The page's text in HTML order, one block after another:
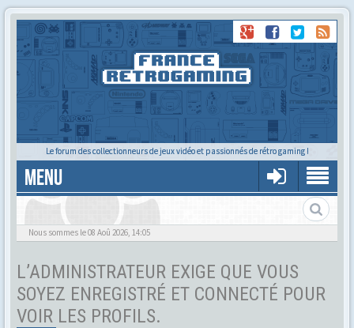
Le forum des collectionneurs de jeux vidéo et passionnés de rétro gaming !
MENU
Tu cherches quelqu'un ?
Nous sommes le 08 Aoû 2026, 14:05
L’ADMINISTRATEUR EXIGE QUE VOUS
SOYEZ ENREGISTRÉ ET CONNECTÉ POUR
VOIR LES PROFILS.